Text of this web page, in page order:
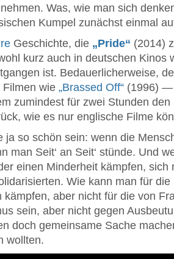
Was, wie man sich
Kumpel zunächst einmal
Geschichte, die „Pride“ (2014)
kurz auch in deutschen Kinos
ist. Bedauerlicherweise,
wie „Brassed Off“ (1996) —
zumindest für zwei Stunden
wie es nur englische Filme
ja so schön sein: wenn die
man Seit‘ an Seit‘ stünde. Und
einen Minderheit kämpfen, sich
Wie kann man für die
kämpfen, aber nicht für die von
sein, aber nicht gegen
doch gemeinsame Sache
wollten.